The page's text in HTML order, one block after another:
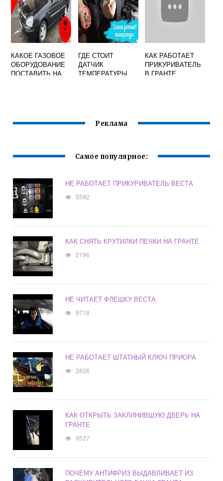
КАКОЕ ГАЗОВОЕ
ОБОРУДОВАНИЕ
ПОСТАВИТЬ НА
ГДЕ СТОИТ
ДАТЧИК
ТЕМПЕРАТУРЫ
КАК РАБОТАЕТ
ПРИКУРИВАТЕЛЬ
В ГРАНТЕ
Реклама
Самое популярное:
НЕ РАБОТАЕТ ПРИКУРИВАТЕЛЬ ВЕСТА
5592
КАК СНЯТЬ КРУТИЛКИ ПЕЧКИ НА ГРАНТЕ
2196
НЕ ЧИТАЕТ ФЛЕШКУ ВЕСТА
9718
НЕ РАБОТАЕТ ШТАТНЫЙ КЛЮЧ ПРИОРА
2836
КАК ОТКРЫТЬ ЗАКЛИНИВШУЮ ДВЕРЬ НА
ГРАНТЕ
9537
ПОЧЕМУ АНТИФРИЗ ВЫДАВЛИВАЕТ ИЗ